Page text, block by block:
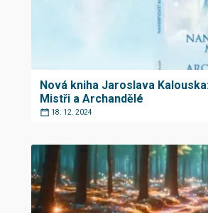
Nová kniha Jaroslava
Mistři a Archandělé
18. 12. 2024